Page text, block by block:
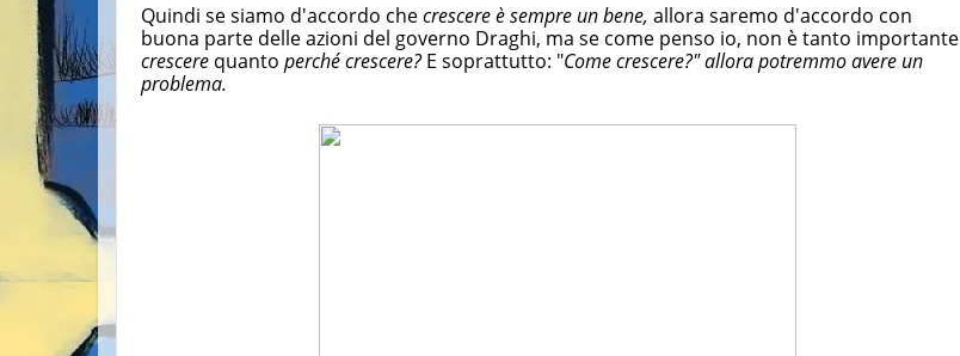
Quindi se siamo d'accordo checrescere è sempre un bene, allora saremo d'accordo con
buona parte delle azioni del governo Draghi, ma se come penso io, non è tanto importante
crescere quanto perché crescere?E soprattutto: "Come crescere?" allora potremmo avere un
problema.